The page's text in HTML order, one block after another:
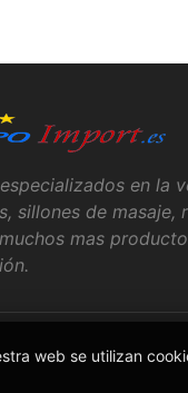
en la
sillones de masaje,
mas
web se utilizan